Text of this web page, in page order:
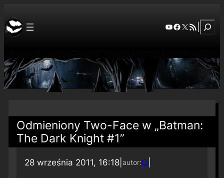
YouTube
Facebook
X RSS Feed
Odmieniony Two-Face w „Batman:
The Dark Knight #1”
28 września 2011, 16:18| autor:Q